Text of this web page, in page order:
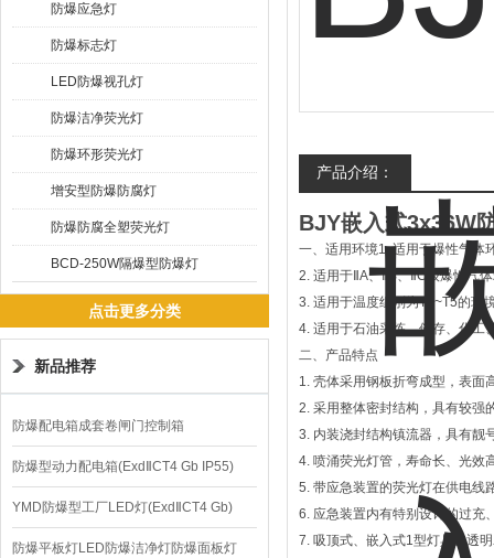
防爆应急灯
防爆标志灯
LED防爆视孔灯
防爆洁净荧光灯
防爆环形荧光灯
增安型防爆防腐灯
防爆防腐全塑荧光灯
BCD-250W隔爆型防爆灯
点击更多分类
新品推荐
防爆配电箱成套卷闸门控制箱
防爆型动力配电箱(ExdⅡCT4 Gb IP55)
YMD防爆型工厂LED灯(ExdⅡCT4 Gb)
220V/150W
防爆平板灯LED防爆洁净灯防爆面板灯
产品介绍：
BJY嵌入式3x36W
一、适用环境1. 适用于爆性气体
2. 适用于ⅡA、ⅡB、ⅡC级爆性气
3. 适用于温度组别为T1~T5的环
4. 适用于石油采炼、储存、化工
二、产品特点
1. 壳体采用钢板折弯成型，表面
2. 采用整体密封结构，具有较强
3. 内装浇封结构镇流器，具有靓
4. 喷涌荧光灯管，寿命长、光效
5. 带应急装置的荧光灯在供电线
6. 应急装置内有特别设计的过充
7. 吸顶式、嵌入式1型灯具的透